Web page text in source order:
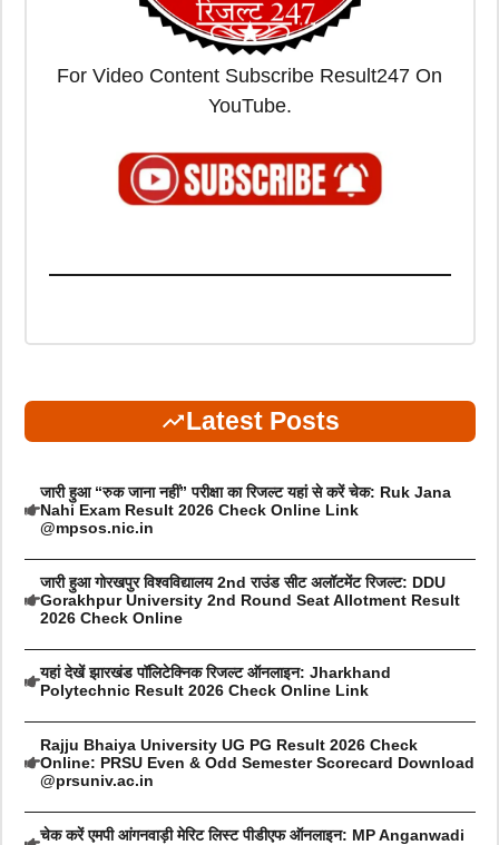
For Video Content Subscribe Result247 On
YouTube.
Latest Posts
जारी हुआ “रुक जाना नहीं” परीक्षा का रिजल्ट यहां से करें चेक: Ruk Jana
Nahi Exam Result 2026 Check Online Link
@mpsos.nic.in
जारी हुआ गोरखपुर विश्वविद्यालय 2nd राउंड सीट अलॉटमेंट रिजल्ट: DDU
Gorakhpur University 2nd Round Seat Allotment Result
2026 Check Online
यहां देखें झारखंड पॉलिटेक्निक रिजल्ट ऑनलाइन: Jharkhand
Polytechnic Result 2026 Check Online Link
Rajju Bhaiya University UG PG Result 2026 Check
Online: PRSU Even & Odd Semester Scorecard Download
@prsuniv.ac.in
चेक करें एमपी आंगनवाड़ी मेरिट लिस्ट पीडीएफ ऑनलाइन: MP Anganwadi